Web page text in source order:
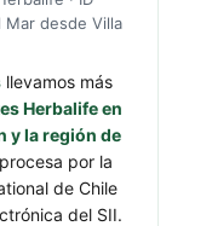
Mar desde Villa
llevamos más
Herbalife en
y la región de
por la
de Chile
del SII.